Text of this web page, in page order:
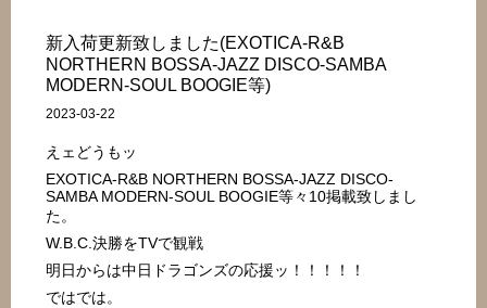
新入荷更新致しました(EXOTICA-R&B
NORTHERN BOSSA-JAZZ DISCO-SAMBA
MODERN-SOUL BOOGIE等)
2023-03-22
えェどうもッ
EXOTICA-R&B NORTHERN BOSSA-JAZZ DISCO-
SAMBA MODERN-SOUL BOOGIE等々10掲載致しまし
た。
W.B.C.決勝をTVで観戦
明日からは中日ドラゴンズの応援ッ！！！！！
ではでは。